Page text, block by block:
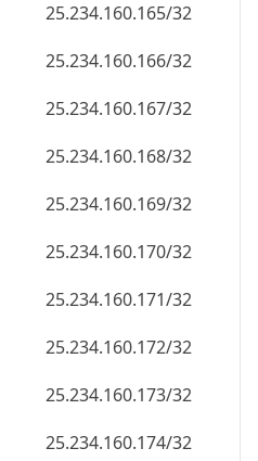
25.234.160.165/32
25.234.160.166/32
25.234.160.167/32
25.234.160.168/32
25.234.160.169/32
25.234.160.170/32
25.234.160.171/32
25.234.160.172/32
25.234.160.173/32
25.234.160.174/32